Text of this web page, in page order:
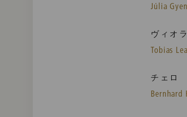
Júlia
ヴィオラ
Tobias Lea
チェロ
Bernhard